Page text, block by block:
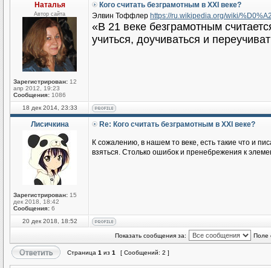
Наталья
Автор сайта
Зарегистрирован: 12
апр 2012, 19:23
Сообщения: 1086
Кого считать безграмотным в XXI веке?
Элвин Тоффлер https://ru.wikipedia.org/wiki/
«В 21 веке безграмотным
учиться, доучиваться и
18 дек 2014, 23:33
Лисичкина
Зарегистрирован: 15
дек 2018, 18:42
Сообщения: 6
Re: Кого считать безграмотным в XXI веке?
К сожалению, в нашем то веке, есть такие что и
взяться. Столько ошибок и пренебрежения к
20 дек 2018, 18:52
Показать сообщения за: Поле
Страница 1 из 1 [ Сообщений: 2 ]